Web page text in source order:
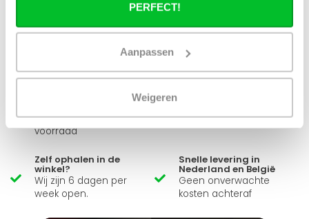
PERFECT!
Aanpassen
Weigeren
Heb je een vraag over dit product ?
Simon helpt je graag en kan al je vragen beantwoorden.
Stuur een bericht
Levering uit eigen
voorraad
Niet goed = Geld terug
Zelf ophalen in de
winkel?
Wij zijn 6 dagen per
week open.
Snelle levering in
Nederland en België
Geen onverwachte
kosten achteraf